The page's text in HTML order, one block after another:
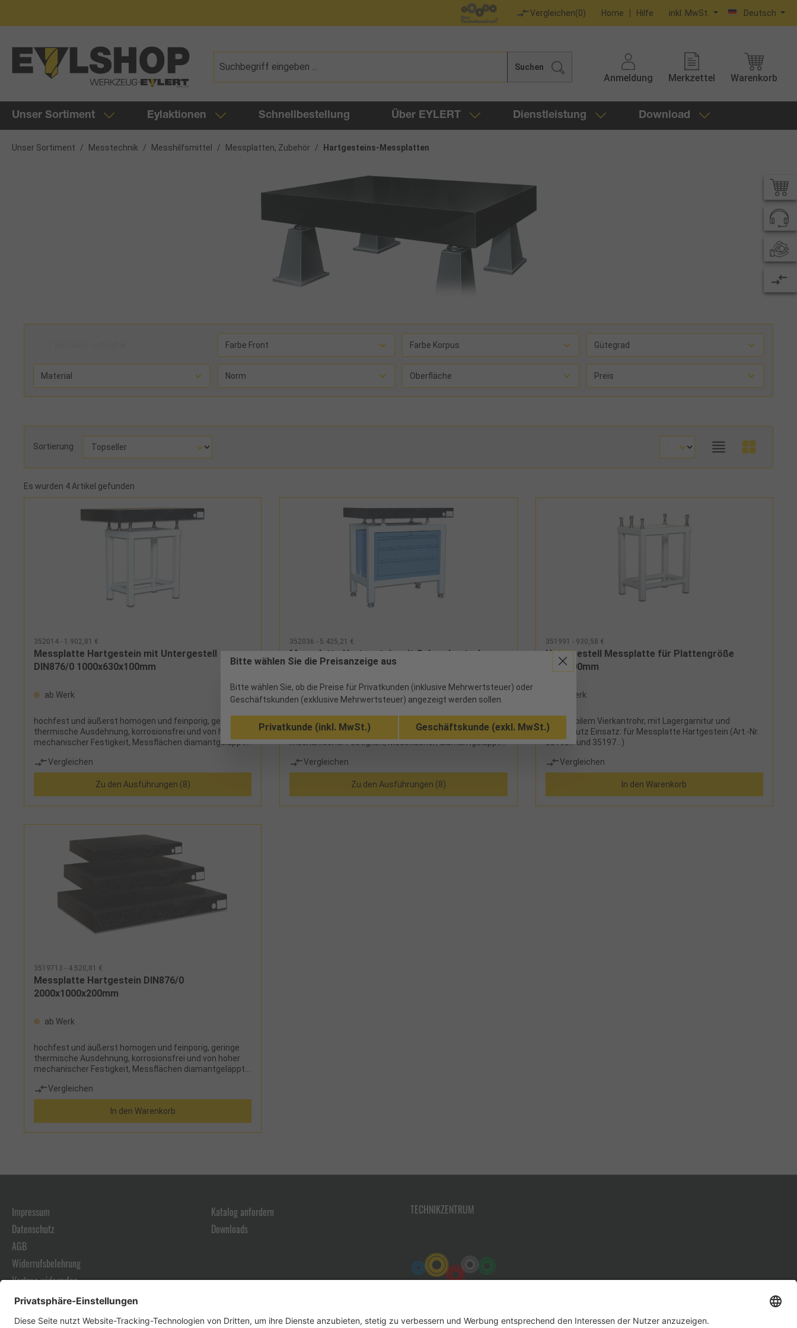
Vergleichen(0) Home Hilfe inkl. MwSt. Deutsch
Suchen
Anmeldung Merkzettel Warenkorb
Unser Sortiment Eylaktionen Schnellbestellung Über EYLERT Dienstleistung Download
Unser Sortiment / Messtechnik / Messhilfsmittel / Messplatten, Zubehör / Hartgesteins-Messplatten
Farbe Front Farbe Korpus Gütegrad
Material Norm Oberfläche Preis
Sortierung
Es wurden 4 Artikel gefunden
352014 - 1.902,81 €
Messplatte Hartgestein mit Untergestell
DIN876/0 1000x630x100mm
ab Werk
hochfest und äußerst homogen und feinporig, geringe
thermische Ausdehnung, korrosionsfrei und von hoher
mechanischer Festigkeit, Messflächen diamantgeläppt,
Untergestell aus stabilem Vierkantrohr, mit Lagergarnitur
und Kippschutz Lieferumfang: Messplatte und
Vergleichen
Zu den Ausführungen (8)
352036 - 5.425,21 €
Messplatte Hartgestein mit Schrankunterbau
DIN876/0 1500x1000x160mm
ab Werk
hochfest und äußerst homogen und feinporig, geringe
thermische Ausdehnung, korrosionsfrei und von hoher
mechanischer Festigkeit, Messflächen diamantgeläppt,
Schrankunterbau aus stabilem Vierkantrohr mit Modul
aus 3 Schubladen, mit Lagergarnitur und Kippschutz,
Standfüße höhenverstellbarLieferumfang: Messplatte
und Schrankunterbau
Vergleichen
Zu den Ausführungen (8)
351991 - 930,58 €
Untergestell Messplatte für Plattengröße
500x400mm
ab Werk
aus stabilem Vierkantrohr, mit Lagergarnitur und
Kippschutz Einsatz: für Messplatte Hartgestein (Art.-Nr.
35195... und 35197...)
Vergleichen
In den Warenkorb
3519713 - 4.520,81 €
Messplatte Hartgestein DIN876/0
2000x1000x200mm
ab Werk
hochfest und äußerst homogen und feinporig, geringe
thermische Ausdehnung, korrosionsfrei und von hoher
mechanischer Festigkeit, Messflächen diamantgeläppt,
feingesägtHinweis: Güte 1 und 000 auf Anfrage lieferbar
Lieferumfang: Messplatte und Stahlkugeleinsätze
Vergleichen
In den Warenkorb
Impressum
Datenschutz
AGB
Widerrufsbelehrung
Vertrag widerrufen
Katalog anfordern
Downloads
TECHNIKZENTRUM
Bitte wählen Sie die Preisanzeige aus
Bitte wählen Sie, ob die Preise für Privatkunden (inklusive Mehrwertsteuer) oder
Geschäftskunden (exklusive Mehrwertsteuer) angezeigt werden sollen.
Privatkunde (inkl. MwSt.) Geschäftskunde (exkl. MwSt.)